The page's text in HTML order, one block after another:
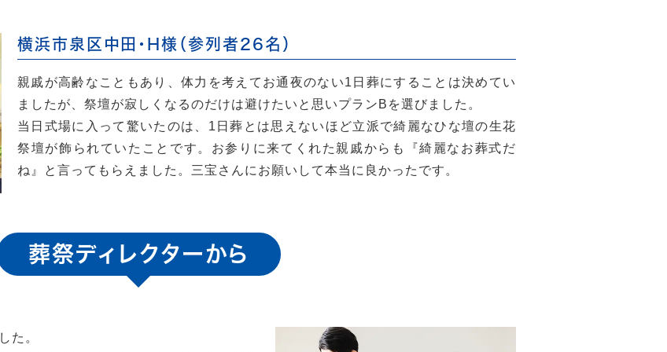
横浜市泉区中田・H様（参列者26名）
親戚が高齢なこともあり、体力を考えてお通夜のない1日葬にすることは決めてい
ましたが、祭壇が寂しくなるのだけは避けたいと思いプランBを選びました。
当日式場に入って驚いたのは、1日葬とは思えないほど立派で綺麗なひな壇の生花
祭壇が飾られていたことです。お参りに来てくれた親戚からも『綺麗なお葬式だ
ね』と言ってもらえました。三宝さんにお願いして本当に良かったです。
葬祭ディレクターから
た。